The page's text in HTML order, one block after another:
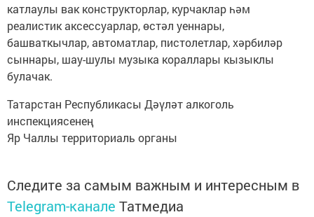
катлаулы вак конструкторлар, курчаклар һәм
реалистик аксессуарлар, өстәл уеннары,
башваткычлар, автоматлар, пистолетлар, хәрбиләр
сыннары, шау-шулы музыка кораллары кызыклы
булачак.
Татарстан Республикасы Дәүләт алкоголь
инспекциясенең
Яр Чаллы территориаль органы
Следите за самым важным и интересным в
Telegram-канале Татмедиа